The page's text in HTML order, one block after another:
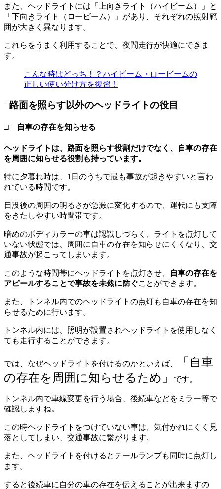
また、ヘッドライトには「上向きライト（ハイビーム）」と
「下向きライト（ロービーム）」があり、それぞれの照射範
囲が大きく異なります。
これらをうまく利用することで、夜間走行が快適にできま
す。
こんな時はどっち！？ハイビーム・ロービームの
正しい使い分け方を復習！
□路面を照らす以外のヘッドライトの役目
□ 自車の存在を知らせる
ヘッドライトは、路面を照らす役割だけでなく、自車の存在
を周囲に知らせる役割も持っています。
特に夕暮れ時は、1日のうちで最も事故が起きやすいと言わ
れている時間です。
日没後の周囲の明るさが急激に変化するので、運転にも支障
をきたしやすい時間帯です。
暗めのボディカラーの車は認識しづらく、ライトを点灯して
いない状態では、周囲に自車の存在を知らせにくくなり、交
通事故が起こってしまいます。
このような時間帯にヘッドライトを点灯させ、
自車の存在を
アピールすることで事故を未然に防ぐことができます。
また、トンネル内でのヘッドライトの点灯も自車の存在を知
らせるために行います。
トンネル内には、照明が設置されヘッドライトを使用しなく
ても走行することができます。
では、なぜヘッドライトを付けるのかといえば、
「自車
の存在を周囲に知らせるため」
です。
トンネル内で車線変更を行う場合、後続車などをミラー等で
確認しますね。
この時ヘッドライトをつけていない車は、気付かれにくく見
落としてしまい、交通事故に繋がります。
また、ヘッドライトを付けるとテールランプも同時に点灯し
ます。
すると後続車に自分の車の存在を伝えることが出来ますの